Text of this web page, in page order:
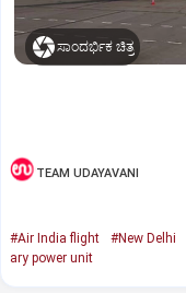
ಸಾಂದರ್ಭಿಕ ಚಿತ್ರ
TEAM UDAYAVANI
#Air India flight #New Delhi
ary power unit